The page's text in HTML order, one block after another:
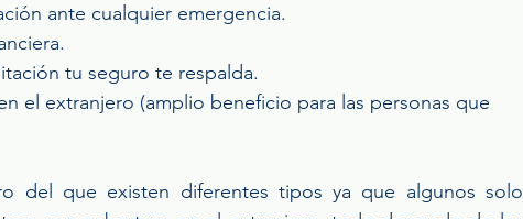
ante cualquier emergencia.
tu seguro te respalda.
el extranjero (amplio beneficio para las personas que
del que existen diferentes tipos ya que algunos solo